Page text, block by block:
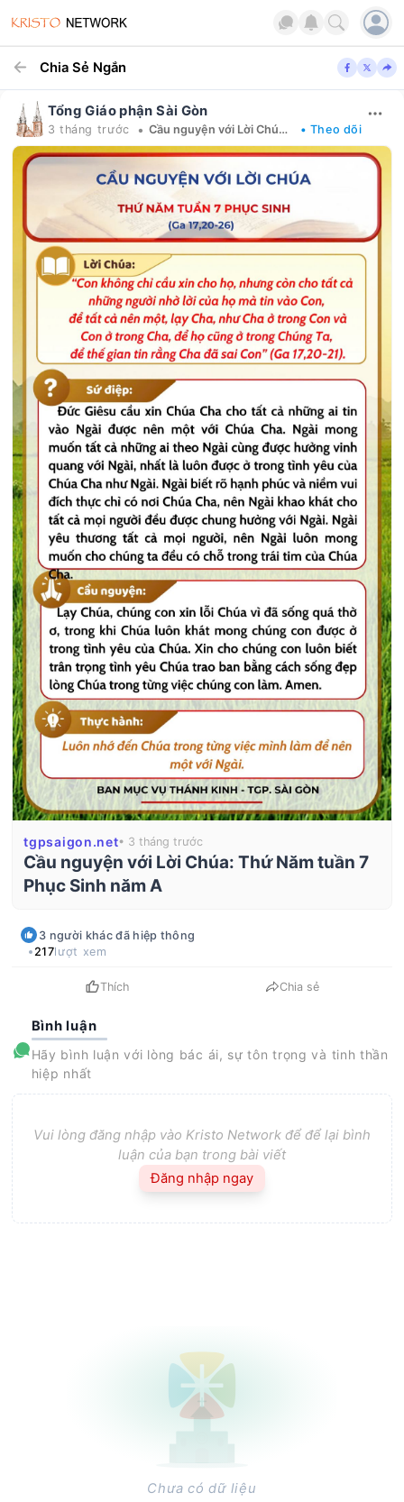
Chia Sẻ Ngắn
Tổng Giáo phận Sài Gòn
3 tháng trước • Cầu nguyện với Lời Chúa mỗi ngày • Theo dõi
tgpsaigon.net• 3 tháng trước
Cầu nguyện với Lời Chúa: Thứ Năm tuần 7
Phục Sinh năm A
3 người khác đã hiệp thông
217lượt xem
Thích Chia sẻ
Bình luận
Hãy bình luận với lòng bác ái, sự tôn trọng và tinh thần
hiệp nhất
Vui lòng đăng nhập vào Kristo Network để để lại bình
luận của bạn trong bài viết
Đăng nhập ngay
Chưa có dữ liệu